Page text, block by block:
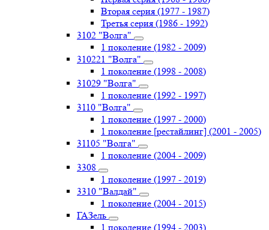
Вторая серия (1977 - 1987)
Третья серия (1986 - 1992)
3102 "Волга"
1 поколение (1982 - 2009)
310221 "Волга"
1 поколение (1998 - 2008)
31029 "Волга"
1 поколение (1992 - 1997)
3110 "Волга"
1 поколение (1997 - 2000)
1 поколение [рестайлинг] (2001 - 2005)
31105 "Волга"
1 поколение (2004 - 2009)
3308
1 поколение (1997 - 2019)
3310 "Валдай"
1 поколение (2004 - 2015)
ГАЗель
1 поколение (1994 - 2003)